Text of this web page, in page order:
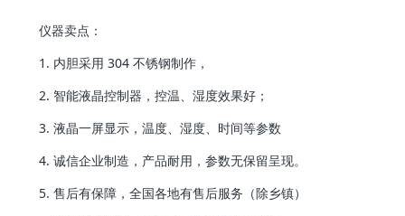
仪器卖点：
1. 内胆采用 304 不锈钢制作，
2. 智能液晶控制器，控温、湿度效果好；
3. 液晶一屏显示，温度、湿度、时间等参数
4. 诚信企业制造，产品耐用，参数无保留呈现。
5. 售后有保障，全国各地有售后服务（除乡镇）